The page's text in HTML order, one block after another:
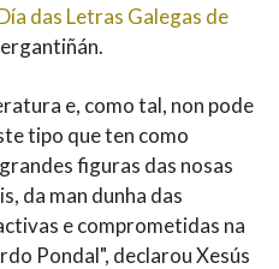
das Letras Galegas de
e, como tal, non pode
tipo que ten como
figuras das nosas
da man dunha das
e comprometidas na
Pondal", declarou Xesús